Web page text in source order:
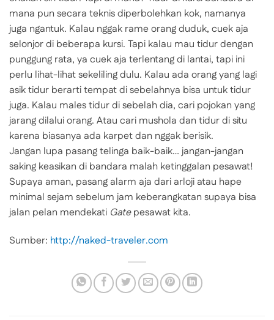
mana pun secara teknis diperbolehkan kok, namanya
juga ngantuk. Kalau nggak rame orang duduk, cuek aja
selonjor di beberapa kursi. Tapi kalau mau tidur dengan
punggung rata, ya cuek aja terlentang di lantai, tapi ini
perlu lihat-lihat sekeliling dulu. Kalau ada orang yang lagi
asik tidur berarti tempat di sebelahnya bisa untuk tidur
juga. Kalau males tidur di sebelah dia, cari pojokan yang
jarang dilalui orang. Atau cari mushola dan tidur di situ
karena biasanya ada karpet dan nggak berisik.
Jangan lupa pasang telinga baik-baik… jangan-jangan
saking keasikan di bandara malah ketinggalan pesawat!
Supaya aman, pasang alarm aja dari arloji atau hape
minimal sejam sebelum jam keberangkatan supaya bisa
jalan pelan mendekati Gatepesawat kita.
Sumber: http://naked-traveler.com